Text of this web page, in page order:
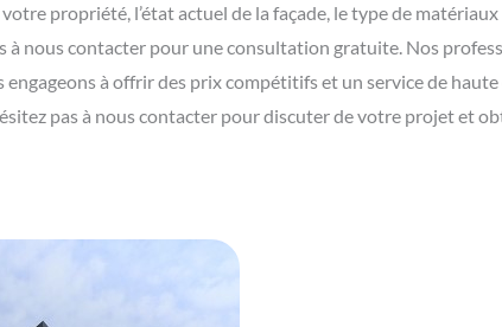
propriété, l’état actuel de la façade, le type de
à nous contacter pour une consultation gratuite. Nos
à offrir des prix compétitifs et un service de
pas à nous contacter pour discuter de votre projet et